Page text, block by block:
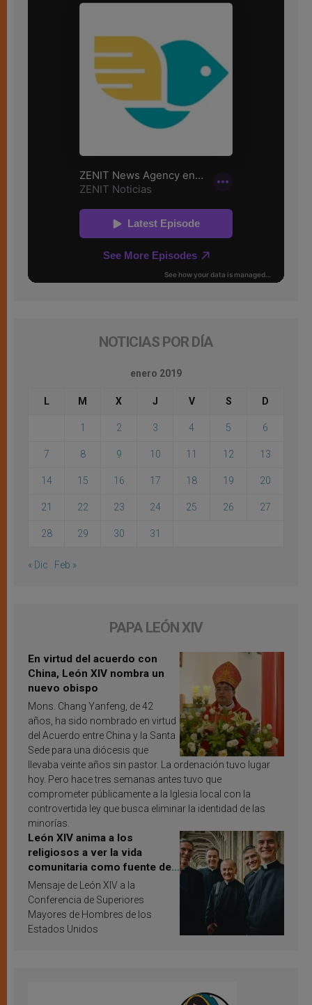
NOTICIAS POR DÍA
enero 2019
L M X J V S D
1 2 3 4 5 6
7 8 9 10 11 12 13
14 15 16 17 18 19 20
21 22 23 24 25 26 27
28 29 30 31
« Dic Feb »
PAPA LEÓN XIV
En virtud del acuerdo con
China, León XIV nombra un
nuevo obispo
Mons. Chang Yanfeng, de 42
años, ha sido nombrado en virtud
del Acuerdo entre China y la Santa
Sede para una diócesis que
llevaba veinte años sin pastor. La ordenación tuvo lugar
hoy. Pero hace tres semanas antes tuvo que
comprometer públicamente a la Iglesia local con la
controvertida ley que busca eliminar la identidad de las
minorías.
León XIV anima a los
religiosos a ver la vida
comunitaria como fuente de
inspiración y santificación
Mensaje de León XIV a la
Conferencia de Superiores
Mayores de Hombres de los
Estados Unidos